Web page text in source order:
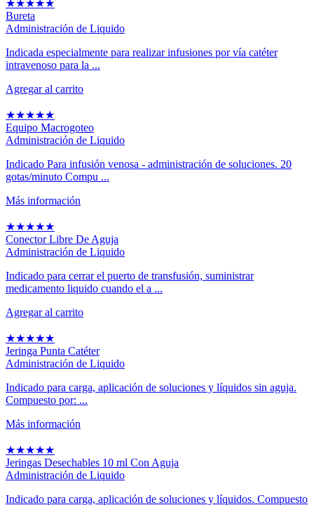
★★★★★
Bureta
Administración de Liquido
Indicada especialmente para realizar infusiones por vía catéter
intravenoso para la ...
Agregar al carrito
★★★★★
Equipo Macrogoteo
Administración de Liquido
Indicado Para infusión venosa - administración de soluciones. 20
gotas/minuto Compu ...
Más información
★★★★★
Conector Libre De Aguja
Administración de Liquido
Indicado para cerrar el puerto de transfusión, suministrar
medicamento liquido cuando el a ...
Agregar al carrito
★★★★★
Jeringa Punta Catéter
Administración de Liquido
Indicado para carga, aplicación de soluciones y líquidos sin aguja.
Compuesto por: ...
Más información
★★★★★
Jeringas Desechables 10 ml Con Aguja
Administración de Liquido
Indicado para carga, aplicación de soluciones y líquidos. Compuesto